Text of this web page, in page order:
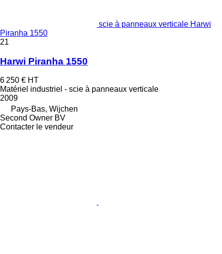
scie à panneaux verticale Harwi
Piranha 1550
21
Harwi Piranha 1550
6 250 € HT
Matériel industriel - scie à panneaux verticale
2009
Pays-Bas, Wijchen
Second Owner BV
Contacter le vendeur